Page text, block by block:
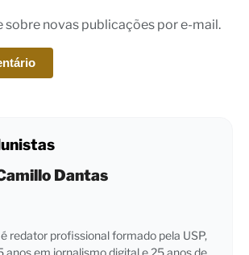
novas publicações por e-mail.
Dantas
redator profissional formado pela USP,
anos em jornalismo digital e 25 anos de